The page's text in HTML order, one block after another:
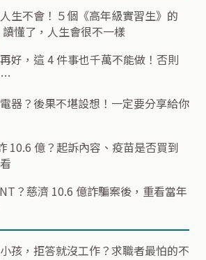
生不會！５個《高年級實習生》的
懂了，人生會很不一樣
好，這 4 件事也千萬不能做！否則
…
器？後果不堪設想！一定要分享給你
10.6 億？起訴內容、疫苗是否買到
？慈濟 10.6 億詐騙案後，重看當年
孩，拒答就沒工作？求職者最怕的不